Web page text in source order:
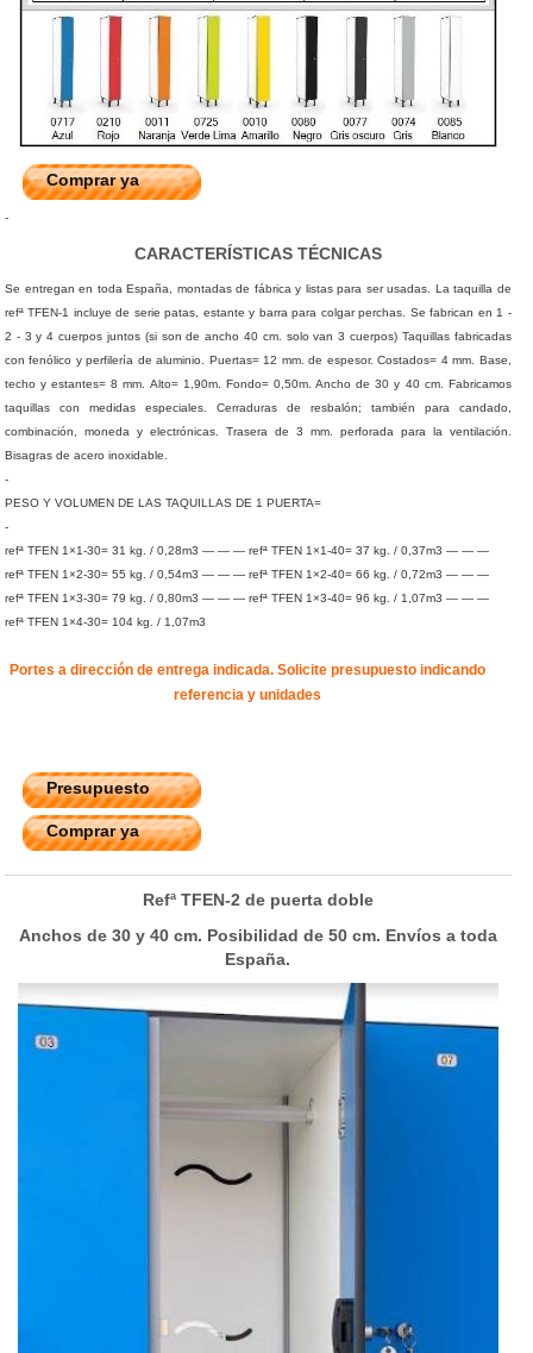
Comprar ya
-
CARACTERÍSTICAS TÉCNICAS
Se entregan en toda España, montadas de fábrica y listas para ser usadas. La taquilla de
refª TFEN-1 incluye de serie patas, estante y barra para colgar perchas. Se fabrican en 1 -
2 - 3 y 4 cuerpos juntos (si son de ancho 40 cm. solo van 3 cuerpos) Taquillas fabricadas
con fenólico y perfilería de aluminio. Puertas= 12 mm. de espesor. Costados= 4 mm. Base,
techo y estantes= 8 mm. Alto= 1,90m. Fondo= 0,50m. Ancho de 30 y 40 cm. Fabricamos
taquillas con medidas especiales. Cerraduras de resbalón; también para candado,
combinación, moneda y electrónicas. Trasera de 3 mm. perforada para la ventilación.
Bisagras de acero inoxidable.
-
PESO Y VOLUMEN DE LAS TAQUILLAS DE 1 PUERTA=
-
refª TFEN 1×1-30= 31 kg. / 0,28m3 — — — refª TFEN 1×1-40= 37 kg. / 0,37m3 — — —
refª TFEN 1×2-30= 55 kg. / 0,54m3 — — — refª TFEN 1×2-40= 66 kg. / 0,72m3 — — —
refª TFEN 1×3-30= 79 kg. / 0,80m3 — — — refª TFEN 1×3-40= 96 kg. / 1,07m3 — — —
refª TFEN 1×4-30= 104 kg. / 1,07m3
Portes a dirección de entrega indicada. Solicite presupuesto indicando
referencia y unidades
Presupuesto
Comprar ya
Refª TFEN-2 de puerta doble
Anchos de 30 y 40 cm. Posibilidad de 50 cm. Envíos a toda
España.